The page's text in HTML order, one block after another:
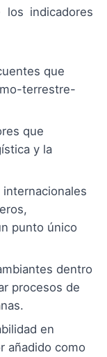
los indicadores
que
terrestre-
que
y la
punto único
dentro
procesos de
en
añadido como